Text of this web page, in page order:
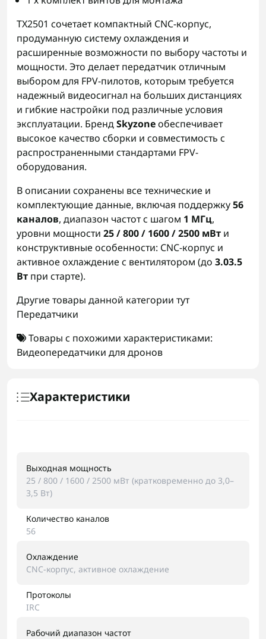
TX2501 сочетает компактный CNC-корпус,
продуманную систему охлаждения и
расширенные возможности по выбору частоты и
мощности. Это делает передатчик отличным
выбором для FPV-пилотов, которым требуется
надежный видеосигнал на больших дистанциях
и гибкие настройки под различные условия
эксплуатации. БрендSkyzoneобеспечивает
высокое качество сборки и совместимость с
распространенными стандартами FPV-
оборудования.
В описании сохранены все технические и
комплектующие данные, включая поддержку56
каналов, диапазон частот с шагом 1 МГц,
уровни мощности 25 / 800 / 1600 / 2500 мВт и
конструктивные особенности: CNC-корпус и
активное охлаждение с вентилятором (до 3.03.5
Вт при старте).
Другие товары данной категории тут
Передатчики
Товары с похожими характеристиками:
Видеопередатчики для дронов
Характеристики
Выходная мощность
25 / 800 / 1600 / 2500 мВт (кратковременно до 3,0–
3,5 Вт)
Количество каналов
56
Охлаждение
CNC-корпус, активное охлаждение
Протоколы
IRC
Рабочий диапазон частот